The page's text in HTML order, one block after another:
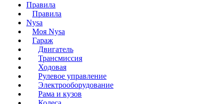
Правила
Правила
Nysa
Моя Nysa
Гараж
Двигатель
Трансмиссия
Ходовая
Рулевое управление
Электрооборудование
Рама и кузов